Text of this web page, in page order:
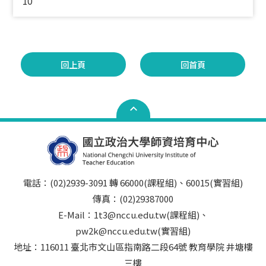
回上頁 回首頁
電話：(02)2939-3091 轉 66000(課程組)、60015(實習組)
傳真：(02)29387000
E-Mail：1t3@nccu.edu.tw(課程組)、
pw2k@nccu.edu.tw(實習組)
地址：116011 臺北市文山區指南路二段64號 教育學院 井塘樓
三樓